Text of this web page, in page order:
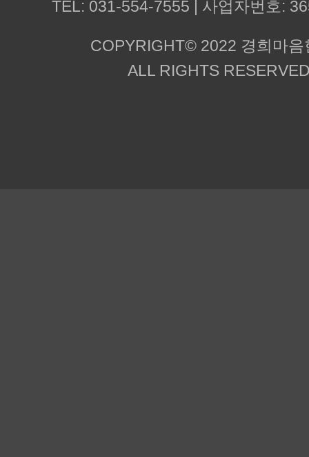
TEL: 031-554-7555 | 사업자번호:
COPYRIGHT© 2022 경희마음
ALL RIGHTS